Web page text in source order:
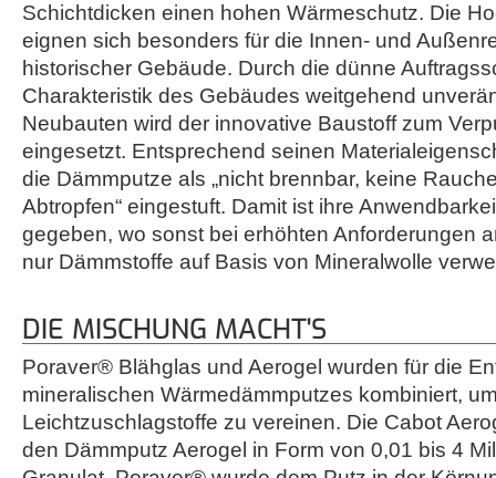
Schichtdicken einen hohen Wärmeschutz. Die
eignen sich besonders für die Innen- und
historischer Gebäude. Durch die dünne
Charakteristik des Gebäudes weitgehend
Neubauten wird der innovative Baustoff zum
eingesetzt. Entsprechend seinen
die Dämmputze als „nicht brennbar, keine
Abtropfen“ eingestuft. Damit ist ihre
gegeben, wo sonst bei erhöhten Anforderungen
nur Dämmstoffe auf Basis von Mineralwolle
DIE MISCHUNG MACHT'S
Poraver® Blähglas und Aerogel wurden für die
mineralischen Wärmedämmputzes kombiniert,
Leichtzuschlagstoffe zu vereinen. Die Cabot
den Dämmputz Aerogel in Form von 0,01 bis 4